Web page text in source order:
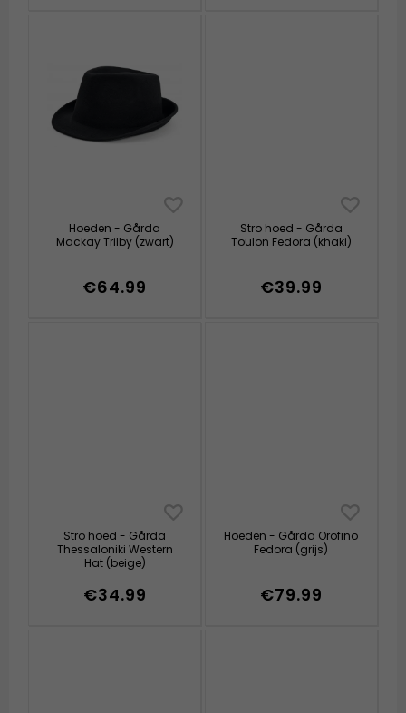
Hoeden - Gårda
Mackay Trilby (zwart)
€64.99
Stro hoed - Gårda
Toulon Fedora (khaki)
€39.99
Stro hoed - Gårda
Thessaloniki Western
Hat (beige)
€34.99
Hoeden - Gårda Orofino
Fedora (grijs)
€79.99